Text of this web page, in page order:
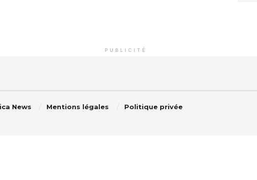
PUBLICITÉ
News Mentions légales Politique privée